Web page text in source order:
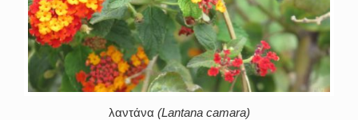
λαντάνα (Lantana camara)